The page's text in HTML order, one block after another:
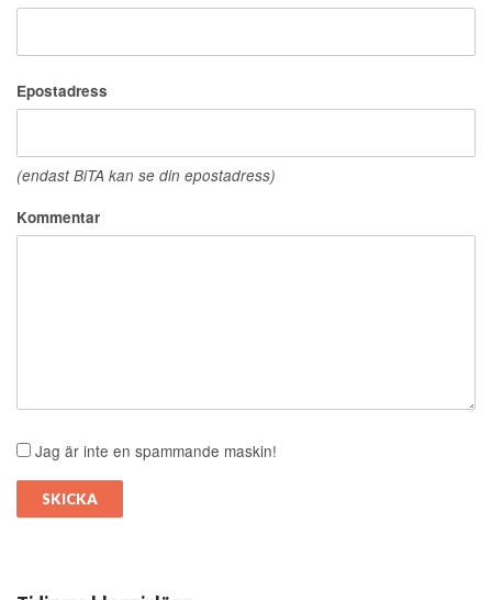
Epostadress
(endast BiTA kan se din epostadress)
Kommentar
Jag är inte en spammande maskin!